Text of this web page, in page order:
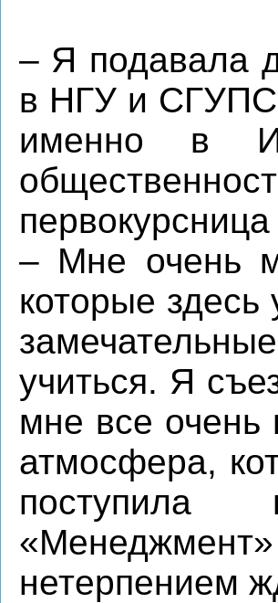
– Я подавала
в НГУ и СГУПС,
именно в
– Мне очень
которые
учиться. Я
мне все очень
атмосфера,
поступила
нетерпением